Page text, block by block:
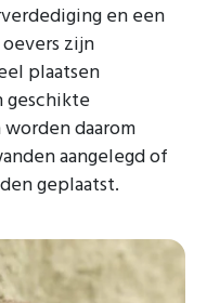
en een
zijn
plaatsen
geschikte
daarom
aangelegd of
geplaatst.